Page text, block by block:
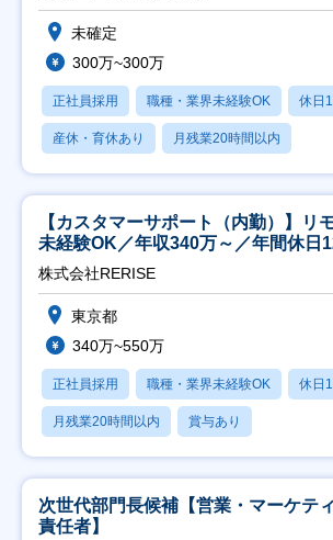
未確定
300万~300万
正社員採用 職種・業界未経験OK 休日
産休・育休あり 月残業20時間以内
【カスタマーサポート（内勤）】リ
未経験OK／年収340万～／年間休日
株式会社RERISE
東京都
340万~550万
正社員採用 職種・業界未経験OK 休日
月残業20時間以内 賞与あり
次世代部門長候補【営業・マーケテ
責任者】